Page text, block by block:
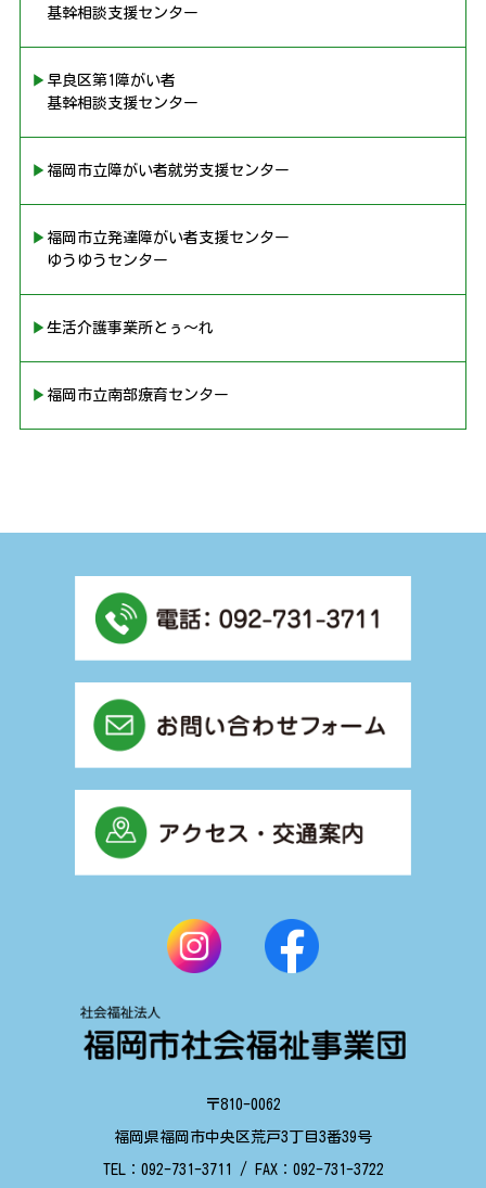
基幹相談支援センター
▶︎早良区第1障がい者
基幹相談支援センター
▶︎福岡市立障がい者就労支援センター
▶︎福岡市立発達障がい者支援センター
ゆうゆうセンター
▶︎生活介護事業所とぅ〜れ
▶︎福岡市立南部療育センター
〒810-0062
福岡県福岡市中央区荒戸3丁目3番39号
TEL： 092-731-3711 / FAX： 092-731-3722